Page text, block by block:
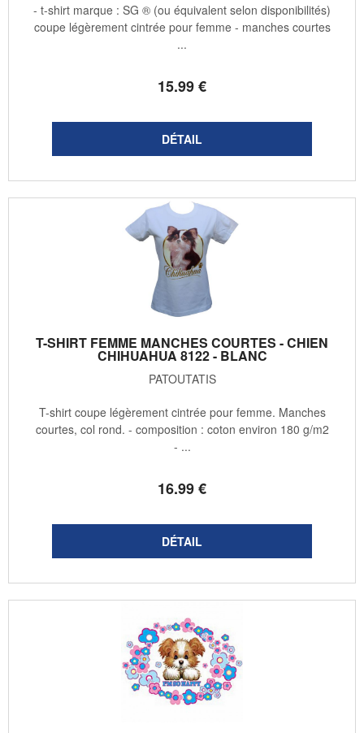
15.99€
- t-shirt marque : SG ® (ou équivalent selon disponibilités)
coupe légèrement cintrée pour femme - manches courtes
...
T-SHIRT FEMME MANCHES COURTES - CHIEN
CHIHUAHUA 8122 - BLANC
PATOUTATIS
16.99€
T-shirt coupe légèrement cintrée pour femme. Manches
courtes, col rond. - composition : coton environ 180 g/m2
- ...